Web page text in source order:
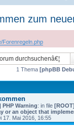
zum
Forenregeln.php
1 Thema [phpBB
Warning: in file
or an object that
17. Mai 2016, 16:55